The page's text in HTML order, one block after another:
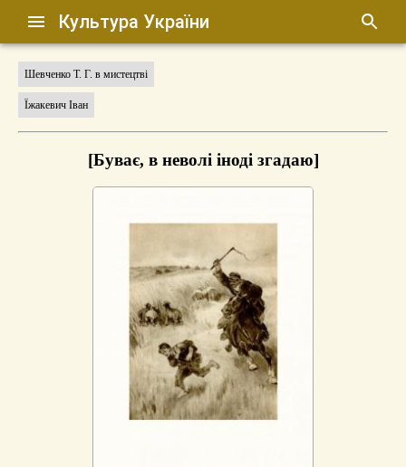
Культура України
Шевченко Т. Г. в мистецтві
Їжакевич Іван
[Буває, в неволі іноді згадаю]